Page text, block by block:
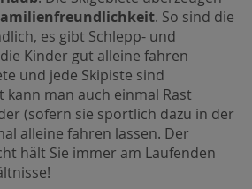
. So sind die
es gibt Schlepp- und
Kinder gut alleine fahren
und jede Skipiste sind
man auch einmal Rast
(sofern sie sportlich dazu in der
alleine fahren lassen. Der
hält Sie immer am Laufenden